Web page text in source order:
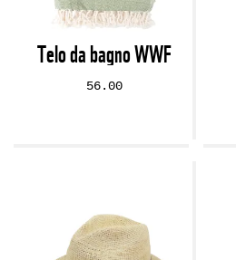
Telo da bagno WWF
56.00